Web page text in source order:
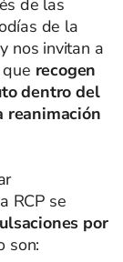
de la
nos invitan a
recogen
dentro del
reanimación
RCP se
por
son: